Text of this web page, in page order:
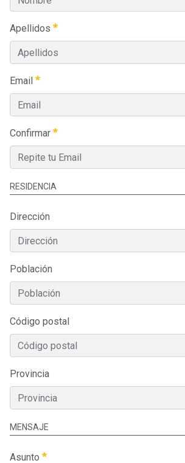
Apellidos
Email
Confirmar
RESIDENCIA
Dirección
Población
Código postal
Provincia
MENSAJE
Asunto